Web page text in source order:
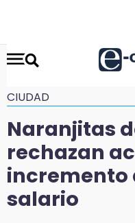
CIUDAD
Naranjitas
rechazan
incremento
salario